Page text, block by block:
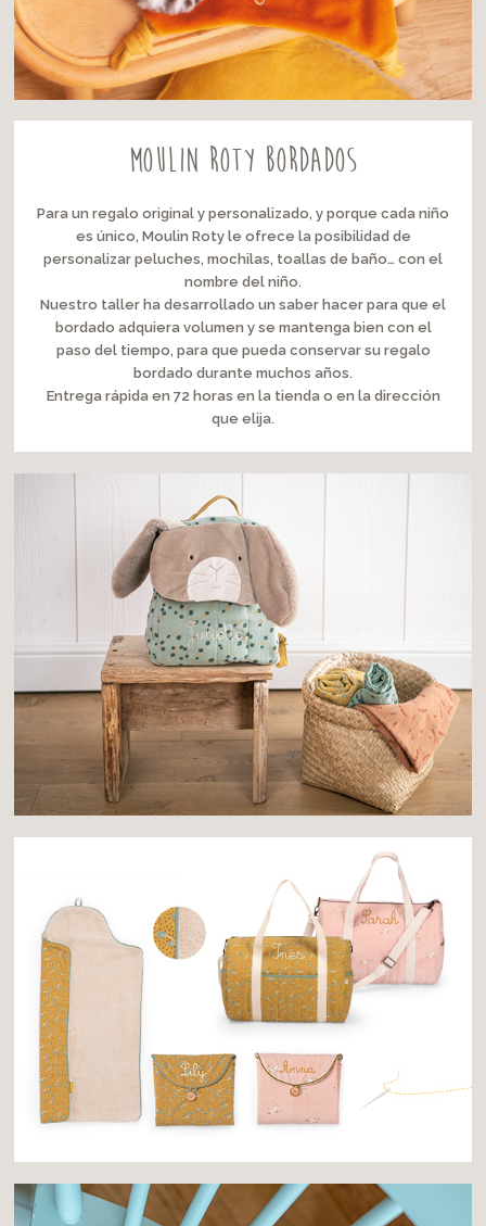
Moulin Roty bordados
Para un regalo original y personalizado, y porque cada niño
es único, Moulin Roty le ofrece la posibilidad de
personalizar peluches, mochilas, toallas de baño… con el
nombre del niño.
Nuestro taller ha desarrollado un saber hacer para que el
bordado adquiera volumen y se mantenga bien con el
paso del tiempo, para que pueda conservar su regalo
bordado durante muchos años.
Entrega rápida en 72 horas en la tienda o en la dirección
que elija.